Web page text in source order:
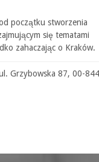
początku stworzenia
się tematami
zahaczając o Kraków.
Grzybowska 87, 00-844